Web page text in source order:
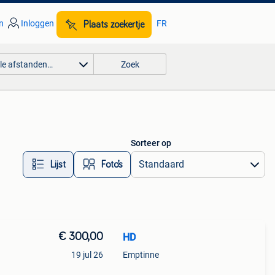
Inloggen Plaats zoekertje FR
afstanden… Zoek
Lijst Foto’s
Sorteer op
€ 300,00
19 jul 26
HD
Emptinne